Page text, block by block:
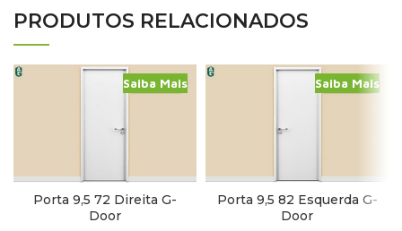
PRODUTOS RELACIONADOS
Porta 9,5 72 Direita G-
Door
Saiba Mais
Porta 9,5 82 Esquerda G-
Door
Saiba Mais